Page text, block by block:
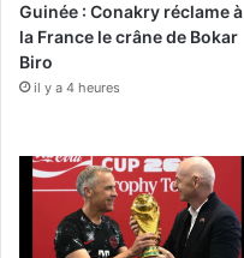
Guinée : Conakry réclame à
la France le crâne de Bokar
Biro
il y a 4 heures